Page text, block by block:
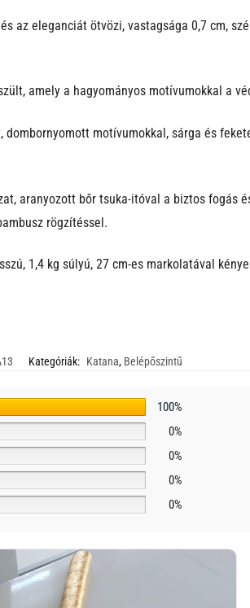
az eleganciát ötvözi, vastagsága 0,7 cm,
amely a hagyományos motívumokkal a
motívumokkal, sárga és
aranyozott bőr tsuka-itóval a biztos fogás
rögzítéssel.
1,4 kg súlyú, 27 cm-es markolatával
Kategóriák: Katana, Belépőszintű
100%
0%
0%
0%
0%